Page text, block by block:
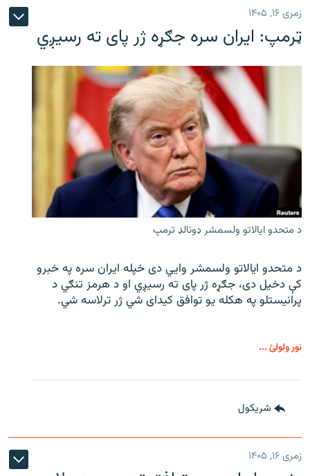
زمری ۱۶, ۱۴۰۵
ټرمپ: ایران سره جګړه ژر پای ته رسیږي
د متحدو ایالاتو ولسمشر ډونالډ ترمپ
د متحدو ایالاتو ولسمشر وايي دی خپله ایران سره په خبرو
کې دخیل دی، جګړه ژر پای ته رسیږي او د هرمز تنګي د
پرانیستلو په هکله یو توافق کیدای شي ژر ترلاسه شي.
نور ولولئ ...
شريکول
زمری ۱۶, ۱۴۰۵